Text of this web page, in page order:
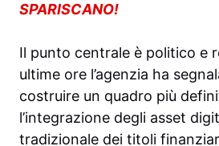
SPARISCANO!
Il punto centrale è politico e
ultime ore l’agenzia ha
costruire un quadro più
l’integrazione degli asset
tradizionale dei titoli